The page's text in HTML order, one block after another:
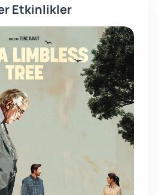
Etkinlikler